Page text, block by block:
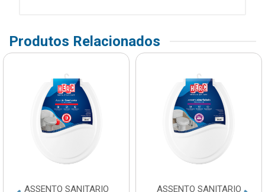
Produtos Relacionados
ASSENTO SANITARIO ASSENTO SANITARIO